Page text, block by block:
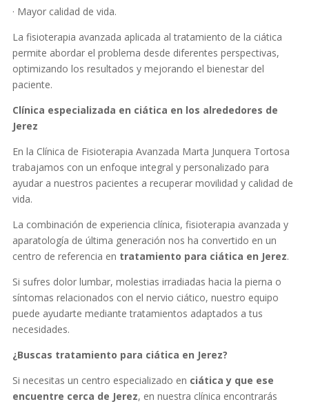
· Mayor calidad de vida.
La fisioterapia avanzada aplicada al tratamiento de la ciática
permite abordar el problema desde diferentes perspectivas,
optimizando los resultados y mejorando el bienestar del
paciente.
Clínica especializada en ciática en los alrededores de
Jerez
En la Clínica de Fisioterapia Avanzada Marta Junquera Tortosa
trabajamos con un enfoque integral y personalizado para
ayudar a nuestros pacientes a recuperar movilidad y calidad de
vida.
La combinación de experiencia clínica, fisioterapia avanzada y
aparatología de última generación nos ha convertido en un
centro de referencia en tratamiento para ciática en Jerez.
Si sufres dolor lumbar, molestias irradiadas hacia la pierna o
síntomas relacionados con el nervio ciático, nuestro equipo
puede ayudarte mediante tratamientos adaptados a tus
necesidades.
¿Buscas tratamiento para ciática en Jerez?
Si necesitas un centro especializado en ciática y que ese
encuentre cerca de Jerez, en nuestra clínica encontrarás